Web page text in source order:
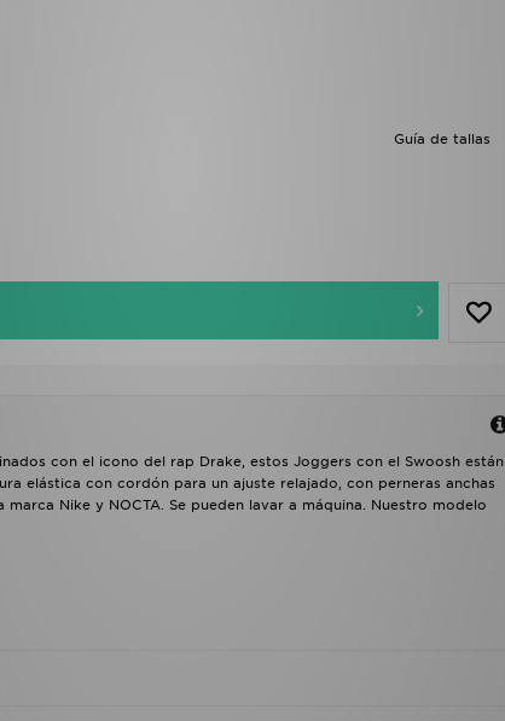
Guía de tallas
con el icono del rap Drake, estos Joggers con el Swoosh están
elástica con cordón para un ajuste relajado, con perneras anchas
Nike y NOCTA. Se pueden lavar a máquina. Nuestro modelo